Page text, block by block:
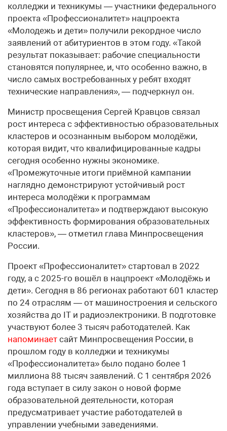
колледжи и техникумы — участники федерального
проекта «Профессионалитет» нацпроекта
«Молодежь и дети» получили рекордное число
заявлений от абитуриентов в этом году. «Такой
результат показывает: рабочие специальности
становятся популярнее, и, что особенно важно, в
число самых востребованных у ребят входят
технические направления», — подчеркнул он.
Министр просвещения Сергей Кравцов связал
рост интереса с эффективностью образовательных
кластеров и осознанным выбором молодёжи,
которая видит, что квалифицированные кадры
сегодня особенно нужны экономике.
«Промежуточные итоги приёмной кампании
наглядно демонстрируют устойчивый рост
интереса молодёжи к программам
«Профессионалитета» и подтверждают высокую
эффективность формирования образовательных
кластеров», — отметил глава Минпросвещения
России.
Проект «Профессионалитет» стартовал в 2022
году, а с 2025-го вошёл в нацпроект «Молодёжь и
дети». Сегодня в 86 регионах работают 601 кластер
по 24 отраслям — от машиностроения и сельского
хозяйства до IT и радиоэлектроники. В подготовке
участвуют более 3 тысяч работодателей. Как
напоминает сайт Минпросвещения России, в
прошлом году в колледжи и техникумы
«Профессионалитета» было подано более 1
миллиона 88 тысяч заявлений. С 1 сентября 2026
года вступает в силу закон о новой форме
образовательной деятельности, которая
предусматривает участие работодателей в
управлении учебными заведениями.